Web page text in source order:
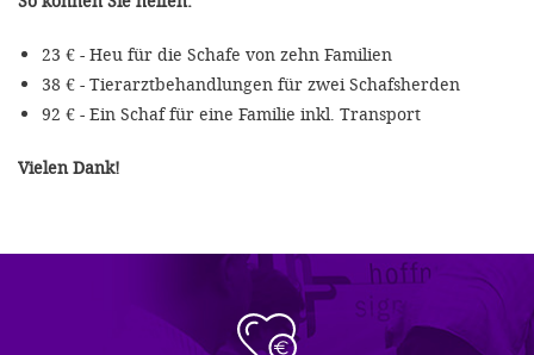
23 € - Heu für die Schafe von zehn Familien
38 € - Tierarztbehandlungen für zwei Schafsherden
92 € - Ein Schaf für eine Familie inkl. Transport
Vielen Dank!